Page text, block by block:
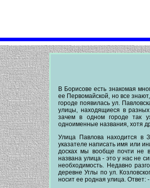
В Борисове есть знакомая
ее Первомайской, но все
городе появилась ул.
улицы, находящиеся в
зачем в одном городе так
одноименные названия, хотя
Улица Павлова находится в
указателе написать имя или
досках мы вообще почти не
названа улица - это у нас не
необходимость. Недавно
деревне Углы по ул.
носит ее родная улица. Ответ: